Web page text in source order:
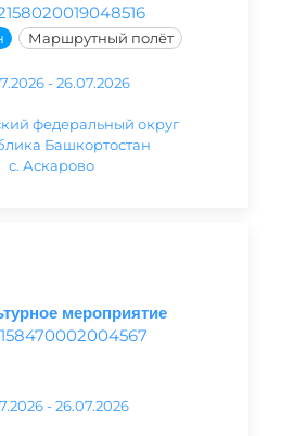
Маршрутный полёт
- 26.07.2026
федеральный округ
Башкортостан
с. Аскарово
мероприятие
- 26.07.2026